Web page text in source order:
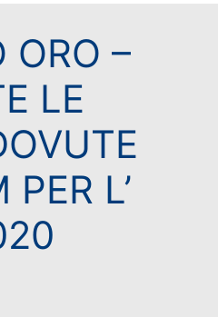
ORO –
LE
PER L’